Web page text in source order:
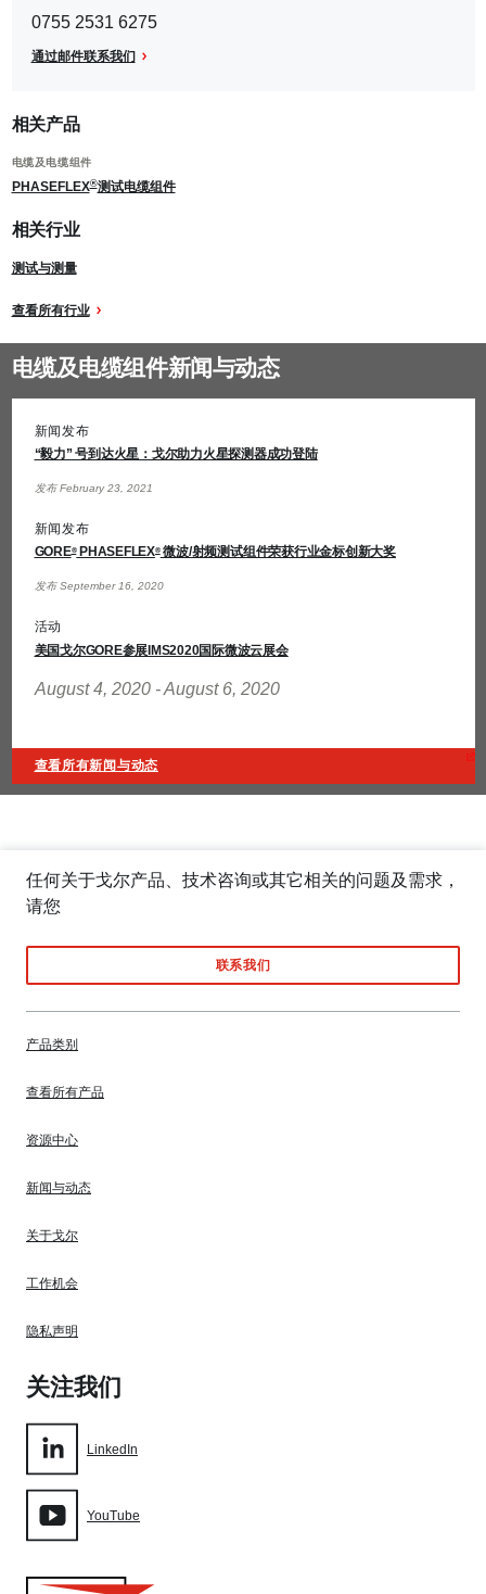
深
圳
安
厂)
0755 2531 6275
通过邮件联系我们
相关产品
电缆及电缆组件
PHASEFLEX®测试电缆组件
相关行业
测试与测量
查看所有行业
电缆及电缆组件新闻与动态
新闻发布
“毅力” 号到达火星：戈尔助力火星探测器成功登陆
发布 February 23, 2021
新闻发布
GORE®PHASEFLEX®微波/射频测试组件荣获行业金标创新大奖
发布 September 16, 2020
活动
美国戈尔GORE参展IMS2020国际微波云展会
August 4, 2020 - August 6, 2020
查看所有新闻与动态
任何关于戈尔产品、技术咨询或其它相关的问题及需求，
请您
联系我们
产品类别
查看所有产品
资源中心
新闻与动态
关于戈尔
工作机会
隐私声明
关注我们
LinkedIn
YouTube
Gore